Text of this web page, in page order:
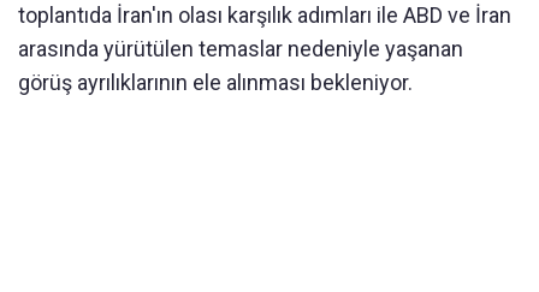
toplantıda İran'ın olası karşılık adımları ile ABD ve İran
arasında yürütülen temaslar nedeniyle yaşanan
görüş ayrılıklarının ele alınması bekleniyor.